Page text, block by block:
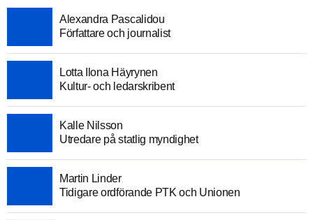
Alexandra Pascalidou
Författare och journalist
Lotta Ilona Häyrynen
Kultur- och ledarskribent
Kalle Nilsson
Utredare på statlig myndighet
Martin Linder
Tidigare ordförande PTK och Unionen